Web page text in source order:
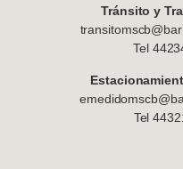
Tránsito y
Tel
Tel